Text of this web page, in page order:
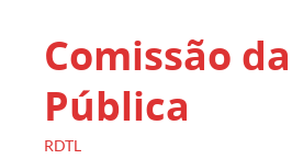
Comissão
Pública
RDTL